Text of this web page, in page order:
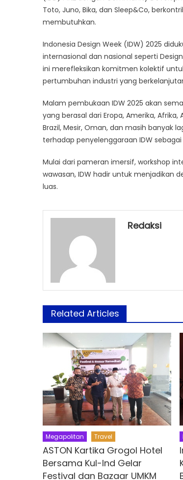
Toto, Juno, Bika, dan Sleep&Co,
membutuhkan.
Indonesia Design Week (IDW) 2025
internasional dan nasional seperti
ini merefleksikan komitmen kolektif
pertumbuhan industri yang
Malam pembukaan IDW 2025 akan
yang berasal dari Eropa, Amerika,
Brazil, Mesir, Oman, dan masih banyak
terhadap penyelenggaraan IDW
Mulai dari pameran imersif, workshop
wawasan, IDW hadir untuk menjadikan
luas.
Redaksi
Related Articles
Megapolitan Travel
ASTON Kartika Grogol Hotel
Bersama Kul-Ind Gelar
Festival dan Bazaar UMKM